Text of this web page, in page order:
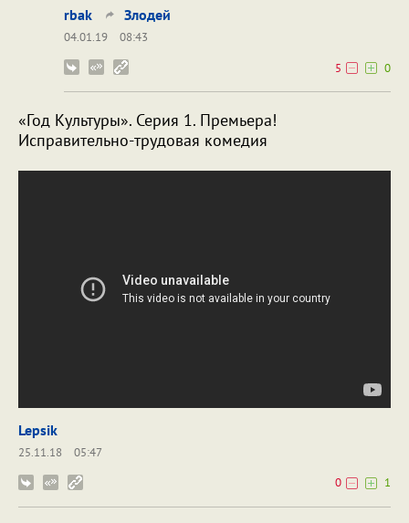
rbak Злодей
04.01.19
08:43
5
0
«Год Культуры». Серия 1. Премьера!
Исправительно-трудовая комедия
Lepsik
25.11.18
05:47
0
1